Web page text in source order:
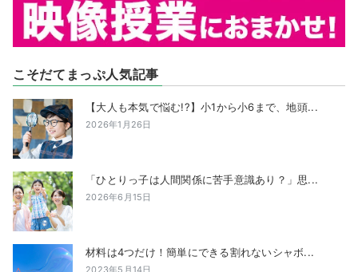
こそだてまっぷ人気記事
【大人も本気で悩む!?】小1から小6まで、地頭...
2026年1月26日
「ひとりっ子は人間関係に苦手意識あり？」思...
2026年6月15日
材料は4つだけ！簡単にできる割れないシャボ...
2023年5月14日